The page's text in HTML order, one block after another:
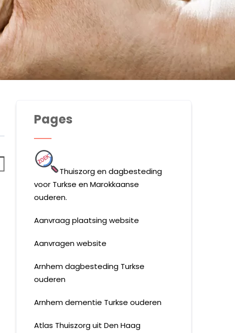
Pages
Thuiszorg en dagbesteding
voor Turkse en Marokkaanse
ouderen.
Aanvraag plaatsing website
Aanvragen website
Arnhem dagbesteding Turkse
ouderen
Arnhem dementie Turkse ouderen
Atlas Thuiszorg uit Den Haag